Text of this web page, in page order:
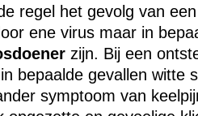
regel het gevolg van
ene virus maar in
zijn. Bij een
bepaalde gevallen witte
symptoom van